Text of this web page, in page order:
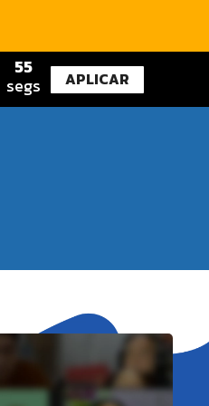
54
segs APLICAR